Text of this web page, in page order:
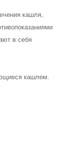
кашля,
в себя
кашлем.